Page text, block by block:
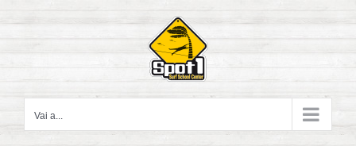
contenuto
Vai a...